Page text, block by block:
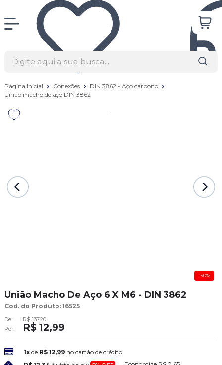
Página Inicial Conexões
DIN 3862 - Aço carbono
União macho de aço DIN 3862
-90%
União Macho De Aço 6 X M6 - DIN 3862
Cod. do Produto: 16525
De:
R$ 137,20
Por:
R$ 12,99
1xde R$ 12,99 no cartão de crédito